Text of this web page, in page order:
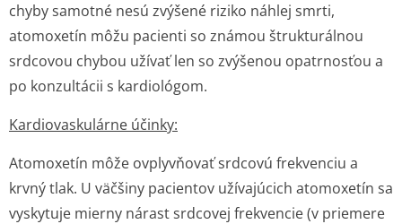
chyby samotné nesú zvýšené riziko náhlej smrti,
atomoxetín môžu pacienti so známou štrukturálnou
srdcovou chybou užívať len so zvýšenou opatrnosťou a
po konzultácii s kardiológom.
Kardiovaskulárne účinky:
Atomoxetín môže ovplyvňovať srdcovú frekvenciu a
krvný tlak. U väčšiny pacientov užívajúcich atomoxetín sa
vyskytuje mierny nárast srdcovej frekvencie (v priemere